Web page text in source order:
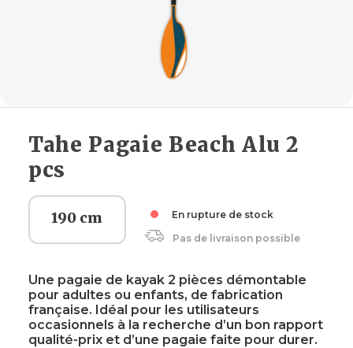
Tahe Pagaie Beach Alu 2
pcs
190 cm
En rupture de stock
Pas de livraison possible
Une pagaie de kayak 2 pièces démontable
pour adultes ou enfants, de fabrication
française. Idéal pour les utilisateurs
occasionnels à la recherche d’un bon rapport
qualité-prix et d’une pagaie faite pour durer.